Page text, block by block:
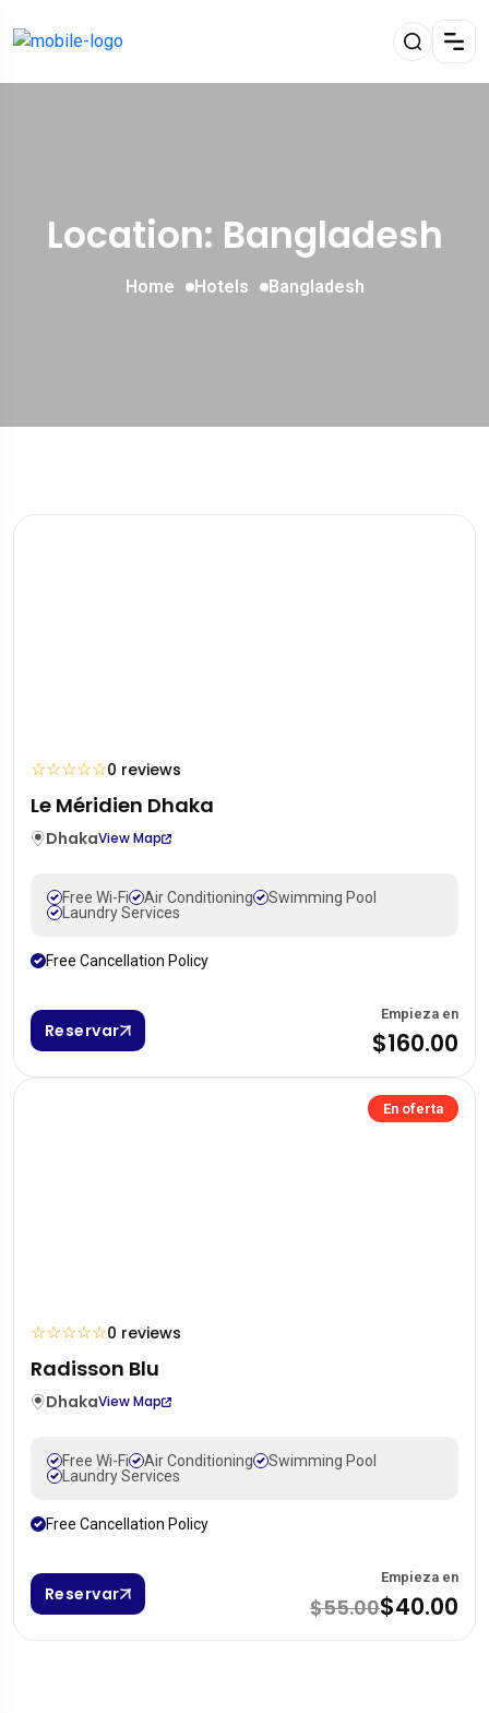
Location: Bangladesh
Home Hotels Bangladesh
☆☆☆☆☆0 reviews
Le Méridien Dhaka
DhakaView Map
Free Wi-Fi Air Conditioning
Swimming Pool
Laundry Services
Free Cancellation Policy
Reservar
Empieza en
$160.00
En oferta
☆☆☆☆☆0 reviews
Radisson Blu
DhakaView Map
Free Wi-Fi Air Conditioning
Swimming Pool
Laundry Services
Free Cancellation Policy
Reservar
Empieza en
$55.00$40.00